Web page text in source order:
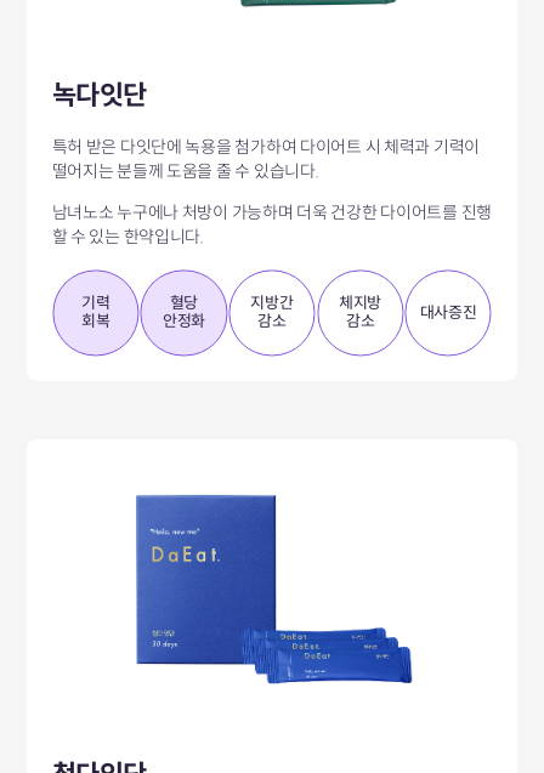
녹다잇단
특허 받은 다잇단에 녹용을 첨가하여 다이어트 시 체력과 기력이
떨어지는 분들께 도움을 줄 수 있습니다.
남녀노소 누구에나 처방이 가능하며 더욱 건강한 다이어트를 진행
할 수 있는 한약입니다.
기력
회복
혈당
안정화
지방간
감소
체지방
감소
대사증진